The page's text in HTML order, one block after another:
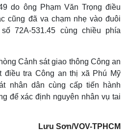
do ông Phạm Văn Trọng điều
cũng đã va chạm nhẹ vào đuôi
72A-531.45 cùng chiều phía
Cảnh sát giao thông Công an
điều tra Công an thị xã Phú Mỹ
nhân dân cùng cấp tiến hành
để xác định nguyên nhân vụ tai
Lưu Sơn/VOV-TPHCM